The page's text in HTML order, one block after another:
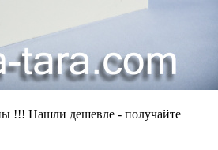
!!! Нашли дешевле - получайте